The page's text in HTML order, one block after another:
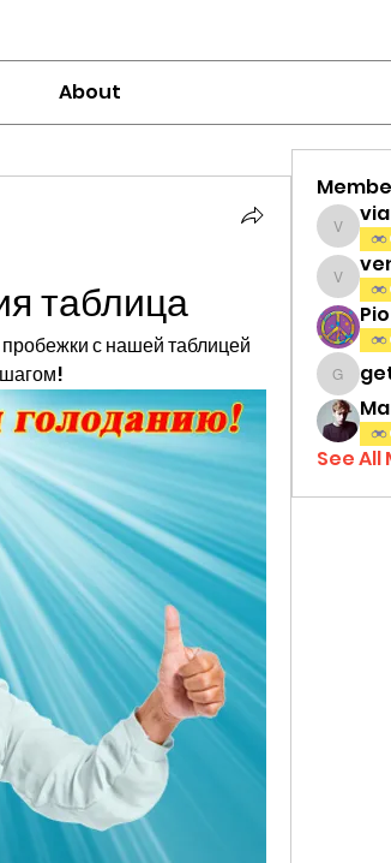
About
таблица
с нашей таблицей
See All